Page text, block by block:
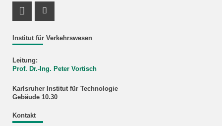
Institut für Verkehrswesen
Leitung:
Prof. Dr.-Ing. Peter Vortisch
Karlsruher Institut für Technologie
Gebäude 10.30
Kontakt
LinkedIn Profil
ResearchGate Profil